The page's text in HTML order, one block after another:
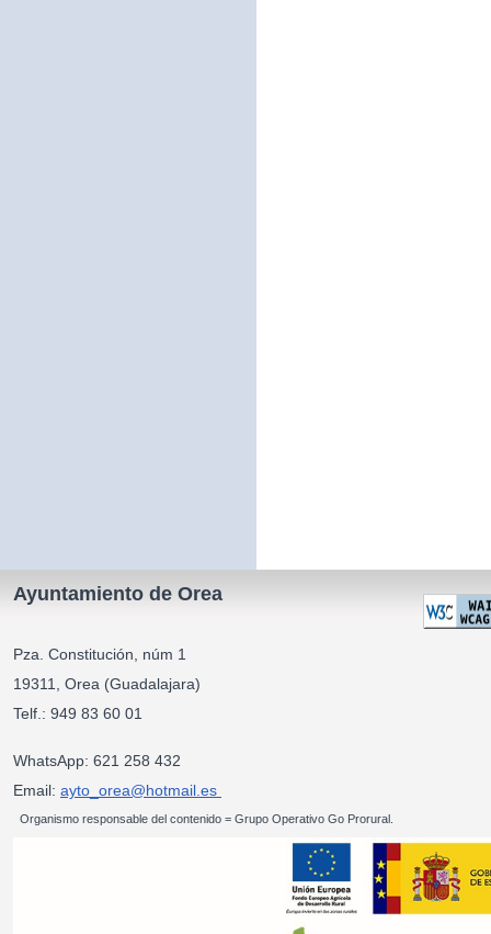
Ayuntamiento de Orea
Pza. Constitución, núm 1
19311, Orea (Guadalajara)
Telf.: 949 83 60 01
WhatsApp: 621 258 432
Email: ayto_orea@hotmail.es
Organismo responsable del contenido = Grupo Operativo Go Prorural.